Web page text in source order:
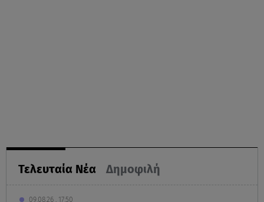
Τελευταία Νέα Δημοφιλή
09.08.26 , 17:50